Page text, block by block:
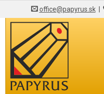
office@papyrus.sk|